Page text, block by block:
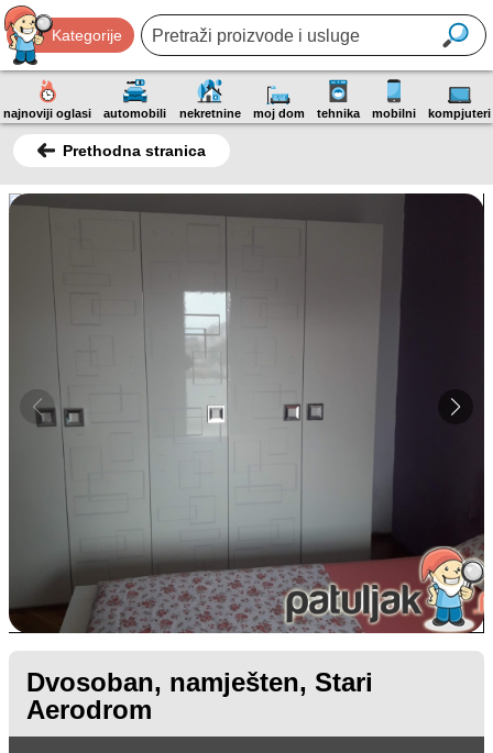
Kategorije
najnoviji oglasi automobili nekretnine moj dom tehnika mobilni kompjuteri
Prethodna stranica
Dvosoban, namješten, Stari
Aerodrom